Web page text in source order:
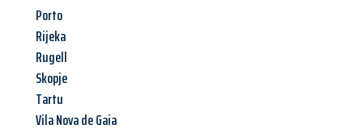
Porto
Rijeka
Rugell
Skopje
Tartu
Vila Nova de Gaia